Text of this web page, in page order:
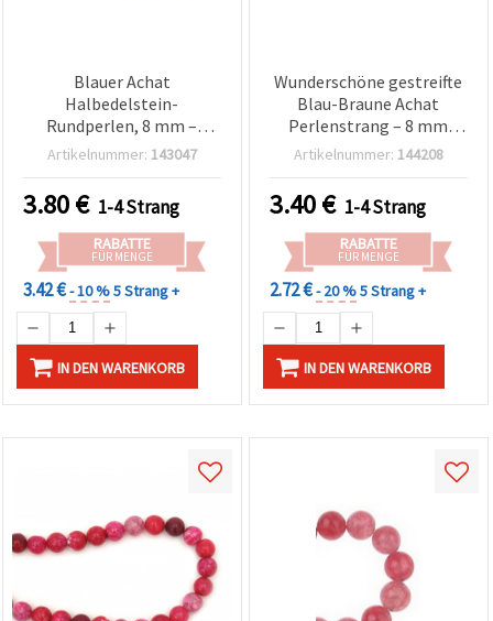
Blauer Achat
Halbedelstein-
Rundperlen, 8 mm –
Perlenstrang ca. 47 Stück,
Schmuckherstellung,
Armbänder & Halsketten
Artikelnummer: 143047
3.80€ 1-4 Strang
RABATTE
FÜR MENGE
3.42 €- 10 %5 Strang +
IN DEN WARENKORB
Wunderschöne gestreifte
Blau-Braune Achat
Perlenstrang – 8 mm
Rund, ca. 48 Stk., ideal für
Schmuckdesigns
(Schmuck basteln)
Artikelnummer: 144208
3.40€ 1-4 Strang
RABATTE
FÜR MENGE
2.72 €- 20 %5 Strang +
IN DEN WARENKORB